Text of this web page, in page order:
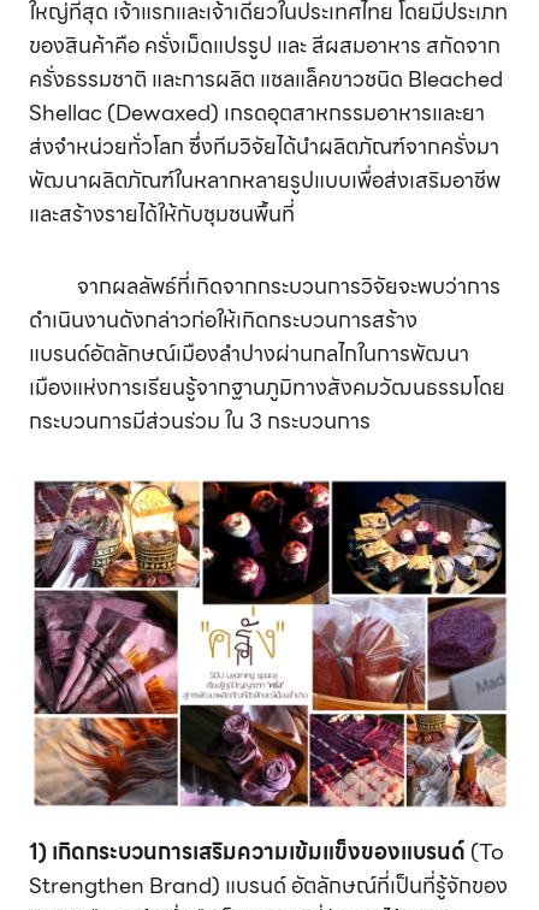
ใหญ่ที่สุด เจ้าแรกและเจ้าเดียวในประเทศไทย โดยมีประเภท
ของสินค้าคือ ครั่งเม็ดแปรรูป และ สีผสมอาหาร สกัดจาก
ครั่งธรรมชาติ และการผลิต แชลแล็คขาวชนิด Bleached
Shellac (Dewaxed) เกรดอุตสาหกรรมอาหารและยา
ส่งจำหน่วยทั่วโลก ซึ่งทีมวิจัยได้นำผลิตภัณฑ์จากครั่งมา
พัฒนาผลิตภัณฑ์ในหลากหลายรูปแบบเพื่อส่งเสริมอาชีพ
และสร้างรายได้ให้กับชุมชนพื้นที่
จากผลลัพธ์ที่เกิดจากกระบวนการวิจัยจะพบว่าการ
ดำเนินงานดังกล่าวก่อให้เกิดกระบวนการสร้าง
แบรนด์อัตลักษณ์เมืองลำปางผ่านกลไกในการพัฒนา
เมืองแห่งการเรียนรู้จากฐานภูมิทางสังคมวัฒนธรรมโดย
กระบวนการมีส่วนร่วม ใน 3 กระบวนการ
1) เกิดกระบวนการเสริมความเข้มแข็งของแบรนด์ (To
Strengthen Brand) แบรนด์ อัตลักษณ์ที่เป็นที่รู้จักของ